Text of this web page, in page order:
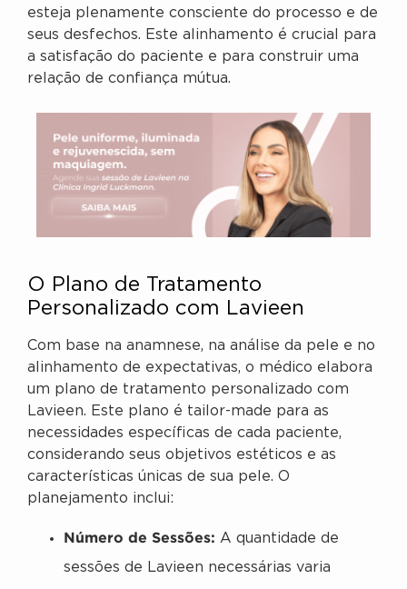
esteja plenamente consciente do processo e de
seus desfechos. Este alinhamento é crucial para
a satisfação do paciente e para construir uma
relação de confiança mútua.
O Plano de Tratamento
Personalizado com Lavieen
Com base na anamnese, na análise da pele e no
alinhamento de expectativas, o médico elabora
um plano de tratamento personalizado com
Lavieen. Este plano é tailor-made para as
necessidades específicas de cada paciente,
considerando seus objetivos estéticos e as
características únicas de sua pele. O
planejamento inclui:
Número de Sessões: A quantidade de
sessões de Lavieen necessárias varia